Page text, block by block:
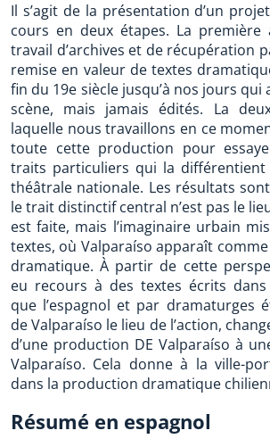
Il s’agit de la présentation d’un
cours en deux étapes. La
travail d’archives et de récupération
remise en valeur de textes
fin du 19e siècle jusqu’à nos jours qui
scène, mais jamais édités. La
laquelle nous travaillons en ce
toute cette production pour
traits particuliers qui la
théâtrale nationale. Les résultats
le trait distinctif central n’est pas le
est faite, mais l’imaginaire urbain
textes, où Valparaíso apparaît
dramatique. À partir de cette
eu recours à des textes écrits dans
que l’espagnol et par dramaturges
de Valparaíso le lieu de l’action,
d’une production DE Valparaíso à
Valparaíso. Cela donne à la ville-
dans la production dramatique
Résumé en espagnol